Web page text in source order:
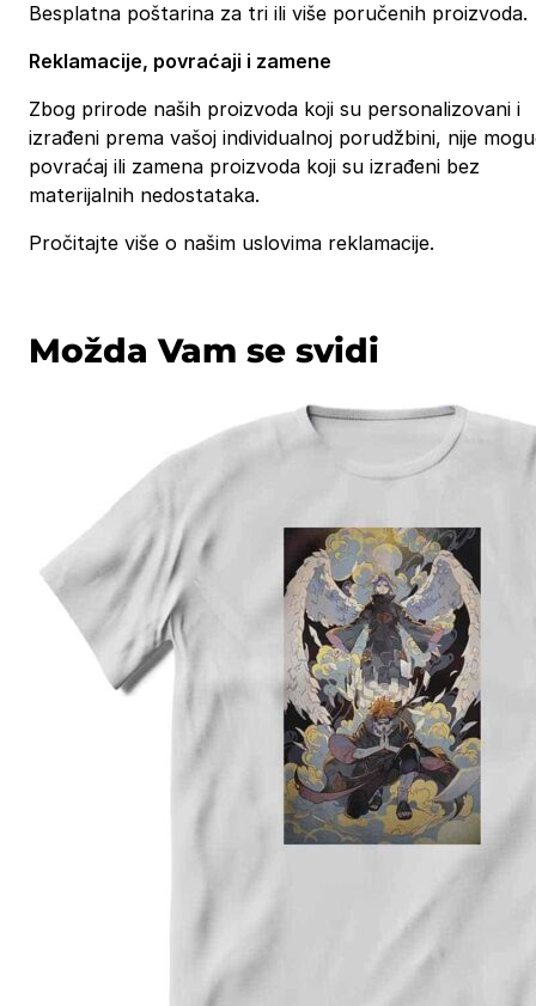
Besplatna poštarina za tri ili više poručenih proizvoda.
Reklamacije, povraćaji i zamene
Zbog prirode naših proizvoda koji su personalizovani i
izrađeni prema vašoj individualnoj porudžbini, nije
povraćaj ili zamena proizvoda koji su izrađeni bez
materijalnih nedostataka.
Pročitajte više o našim uslovima reklamacije.
Možda Vam se svidi